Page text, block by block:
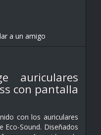
a un amigo
auriculares
con pantalla
con los auriculares
Eco-Sound. Diseñados